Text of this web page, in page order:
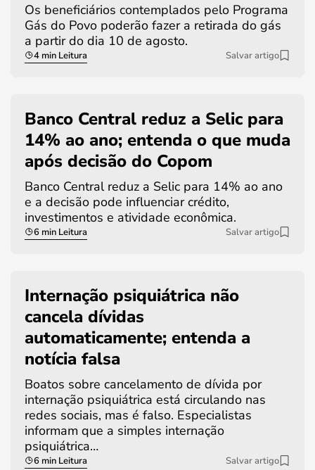
Os beneficiários contemplados pelo Programa
Gás do Povo poderão fazer a retirada do gás
a partir do dia 10 de agosto.
4 min Leitura Salvar artigo
Banco Central reduz a Selic para
14% ao ano; entenda o que muda
após decisão do Copom
Banco Central reduz a Selic para 14% ao ano
e a decisão pode influenciar crédito,
investimentos e atividade econômica.
6 min Leitura Salvar artigo
Internação psiquiátrica não
cancela dívidas
automaticamente; entenda a
notícia falsa
Boatos sobre cancelamento de dívida por
internação psiquiátrica está circulando nas
redes sociais, mas é falso. Especialistas
informam que a simples internação
psiquiátrica…
6 min Leitura Salvar artigo